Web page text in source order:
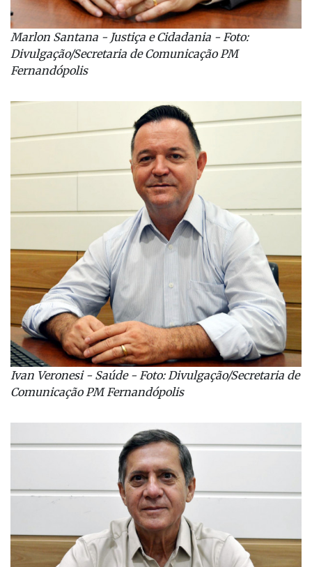
Marlon Santana - Justiça e Cidadania - Foto:
Divulgação/Secretaria de Comunicação PM
Fernandópolis
Ivan Veronesi - Saúde - Foto: Divulgação/Secretaria de
Comunicação PM Fernandópolis